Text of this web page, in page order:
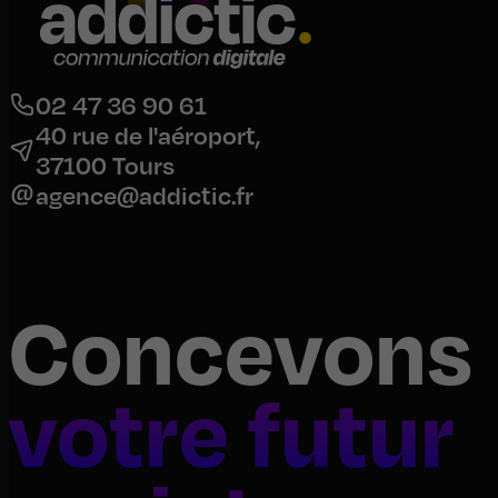
02 47 36 90 61
40 rue de l'aéroport,
37100 Tours
agence@addictic.fr
Concevons
votre futur